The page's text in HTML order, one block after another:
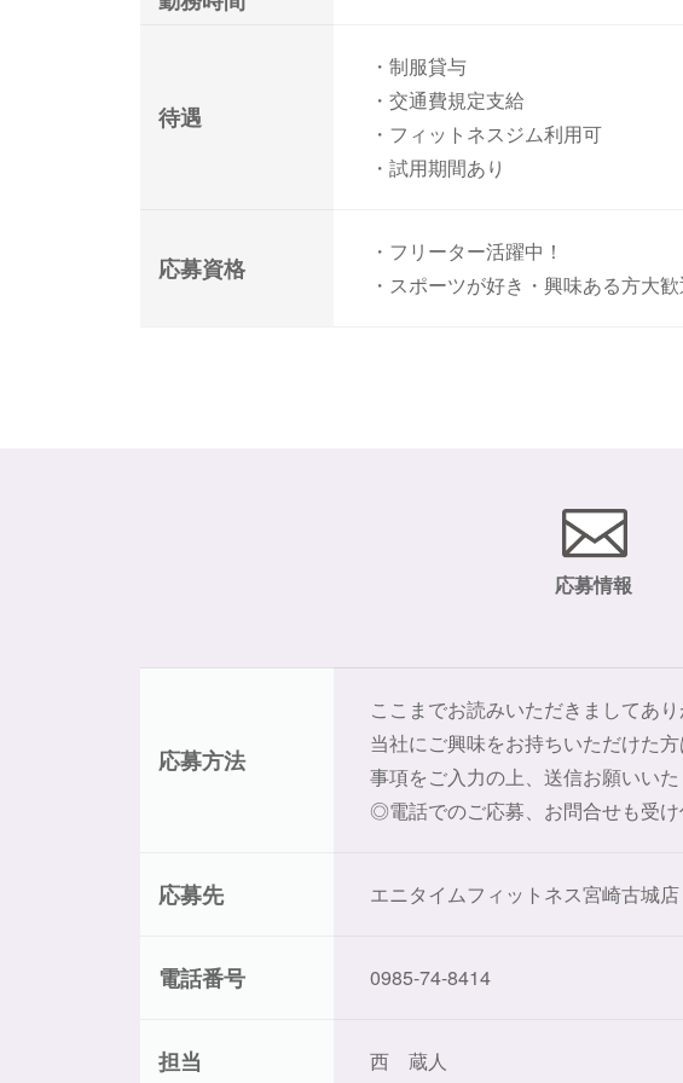
待遇
・制服貸与
・交通費規定支給
・フィットネスジム利用可
・試用期間あり
応募資格
・フリーター活躍中！
・スポーツが好き・興味ある方大
応募情報
応募方法
ここまでお読みいただきましてあ
当社にご興味をお持ちいただけた
事項をご入力の上、送信お願いい
◎電話でのご応募、お問合せも受
応募先 エニタイムフィットネス宮崎古城店
電話番号 0985-74-8414
担当 西 蔵人